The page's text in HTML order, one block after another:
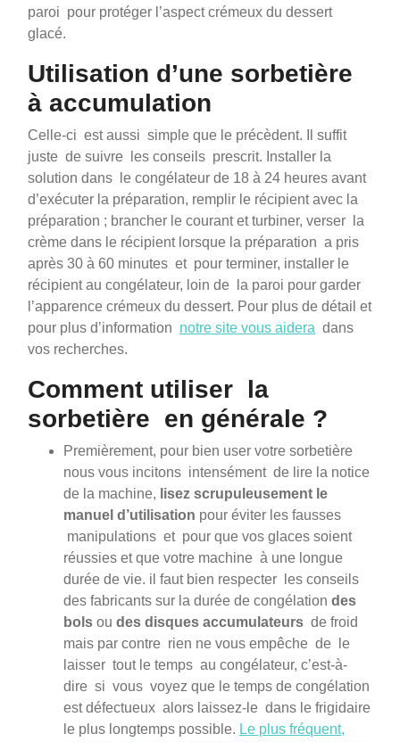
paroi pour protéger l’aspect crémeux du dessert
glacé.
Utilisation d’une sorbetière
à accumulation
Celle-ci est aussi simple que le précèdent. Il suffit
juste de suivre les conseils prescrit. Installer la
solution dans le congélateur de 18 à 24 heures avant
d’exécuter la préparation, remplir le récipient avec la
préparation ; brancher le courant et turbiner, verser la
crème dans le récipient lorsque la préparation a pris
après 30 à 60 minutes et pour terminer, installer le
récipient au congélateur, loin de la paroi pour garder
l’apparence crémeux du dessert. Pour plus de détail et
pour plus d’information notre site vous aidera dans
vos recherches.
Comment utiliser la
sorbetière en générale ?
Premièrement, pour bien user votre sorbetière
nous vous incitons intensément de lire la notice
de la machine, lisez scrupuleusement le
manuel d’utilisation pour éviter les fausses
manipulations et pour que vos glaces soient
réussies et que votre machine à une longue
durée de vie. il faut bien respecter les conseils
des fabricants sur la durée de congélation des
bols ou des disques accumulateurs de froid
mais par contre rien ne vous empêche de le
laisser tout le temps au congélateur, c’est-à-
dire si vous voyez que le temps de congélation
est défectueux alors laissez-le dans le frigidaire
le plus longtemps possible. Le plus fréquent,